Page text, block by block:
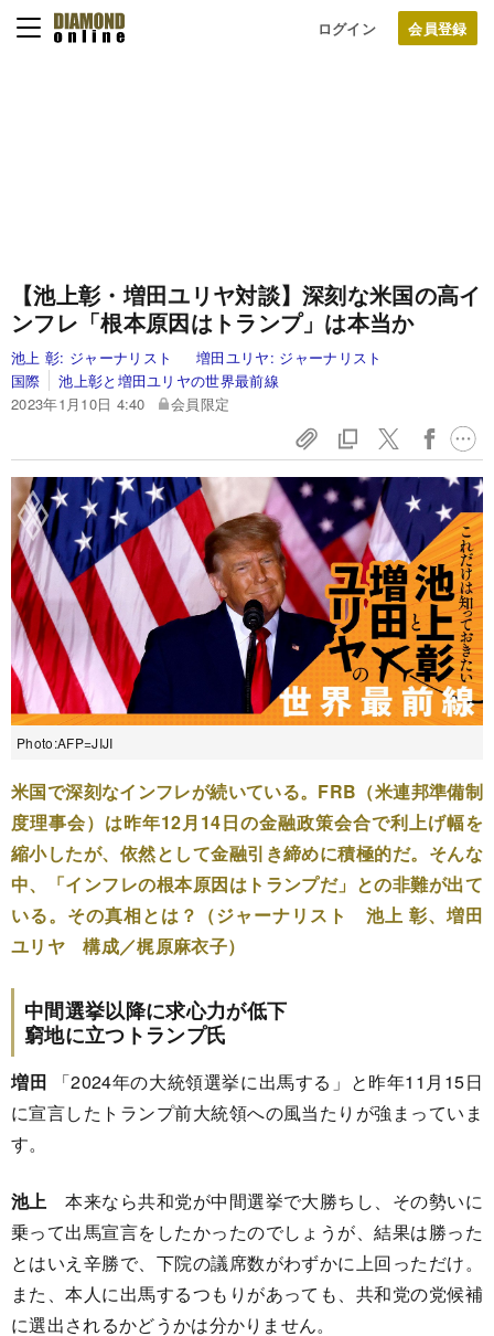
ログイン
【池上彰・増田ユリヤ対談】深刻な米国の高イ
ンフレ「根本原因はトランプ」は本当か
池上 彰: ジャーナリスト 増田ユリヤ: ジャーナリスト
国際
池上彰と増田ユリヤの世界最前線
2023年1月10日 4:40
会員限定
Photo:AFP=JIJI
米国で深刻なインフレが続いている。FRB（米連邦準備制
度理事会）は昨年12月14日の金融政策会合で利上げ幅を
縮小したが、依然として金融引き締めに積極的だ。そんな
中、「インフレの根本原因はトランプだ」との非難が出て
いる。その真相とは？（ジャーナリスト 池上 彰、増田
ユリヤ 構成／梶原麻衣子）
中間選挙以降に求心力が低下
窮地に立つトランプ氏
増田
「2024年の大統領選挙に出馬する」と昨年11月15日
に宣言したトランプ前大統領への風当たりが強まっていま
す。
池上 本来なら共和党が中間選挙で大勝ちし、その勢いに
乗って出馬宣言をしたかったのでしょうが、結果は勝った
とはいえ辛勝で、下院の議席数がわずかに上回っただけ。
また、本人に出馬するつもりがあっても、共和党の党候補
に選出されるかどうかは分かりません。